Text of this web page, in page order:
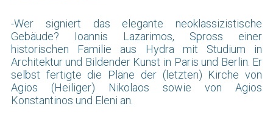
-Wer signiert das elegante neoklassizistische
Gebäude? Ioannis Lazarimos, Spross einer
historischen Familie aus Hydra mit Studium in
Architektur und Bildender Kunst in Paris und Berlin. Er
selbst fertigte die Pläne der (letzten) Kirche von
Agios (Heiliger) Nikolaos sowie von Agios
Konstantinos und Eleni an.